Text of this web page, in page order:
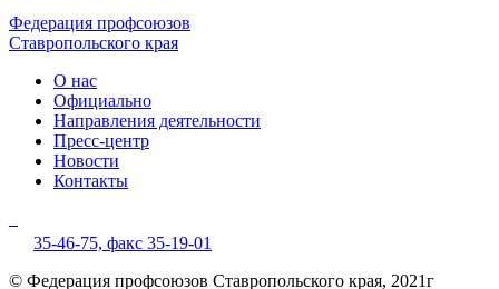
Федерация профсоюзов
Ставропольского края
О нас
Официально
Направления деятельности
Пресс-центр
Новости
Контакты
35-46-75, факс 35-19-01
© Федерация профсоюзов Ставропольского края, 2021г